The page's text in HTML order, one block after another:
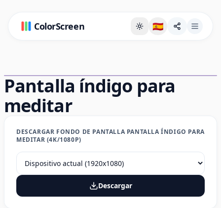
ColorScreen 🇪🇸
Pantalla índigo para
meditar
DESCARGAR FONDO DE PANTALLA PANTALLA ÍNDIGO PARA
MEDITAR (4K/1080P)
Descargar